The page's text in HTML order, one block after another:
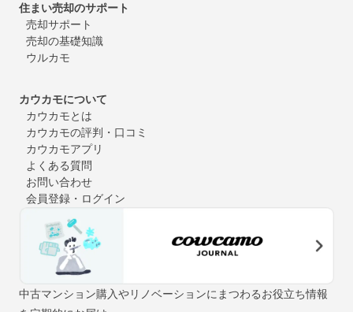
住まい売却のサポート
売却サポート
売却の基礎知識
ウルカモ
カウカモについて
カウカモとは
カウカモの評判・口コミ
カウカモアプリ
よくある質問
お問い合わせ
会員登録・ログイン
中古マンション購入やリノベーションにまつわるお役立ち情報